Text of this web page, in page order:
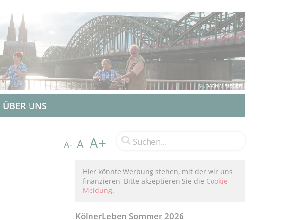
ÜBER UNS
A- A A+
Hier könnte Werbung stehen, mit der wir uns
finanzieren. Bitte akzeptieren Sie die Cookie-
Meldung.
KölnerLeben Sommer 2026